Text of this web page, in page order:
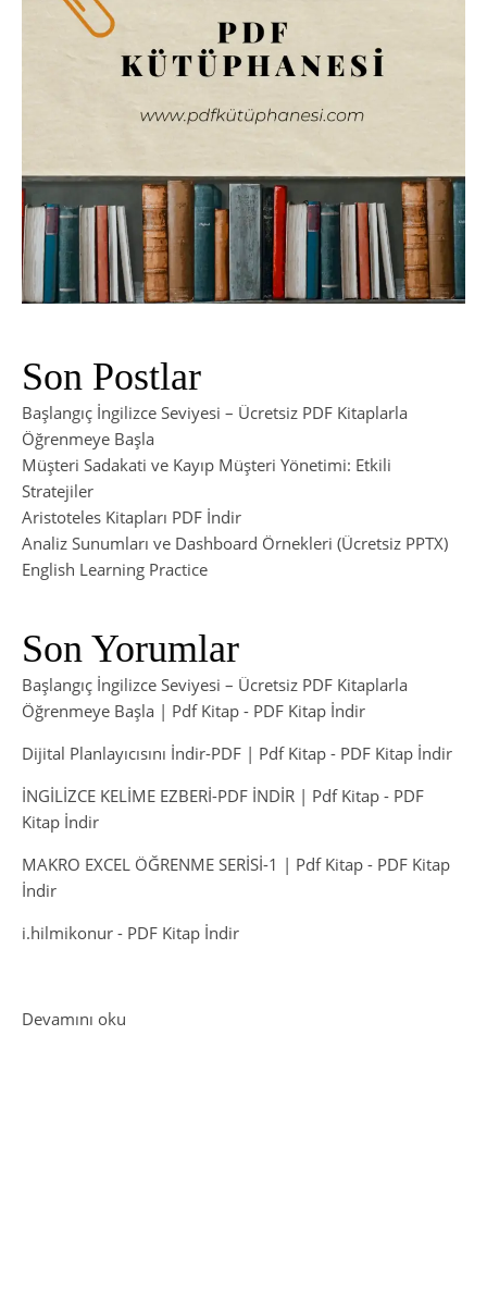
Son Postlar
Başlangıç İngilizce Seviyesi – Ücretsiz PDF Kitaplarla
Öğrenmeye Başla
Müşteri Sadakati ve Kayıp Müşteri Yönetimi: Etkili
Stratejiler
Aristoteles Kitapları PDF İndir
Analiz Sunumları ve Dashboard Örnekleri (Ücretsiz PPTX)
English Learning Practice
Son Yorumlar
Başlangıç İngilizce Seviyesi – Ücretsiz PDF Kitaplarla
Öğrenmeye Başla | Pdf Kitap - PDF Kitap İndir
Dijital Planlayıcısını İndir-PDF | Pdf Kitap - PDF Kitap İndir
İNGİLİZCE KELİME EZBERİ-PDF İNDİR | Pdf Kitap - PDF
Kitap İndir
MAKRO EXCEL ÖĞRENME SERİSİ-1 | Pdf Kitap - PDF Kitap
İndir
i.hilmikonur - PDF Kitap İndir
Devamını oku